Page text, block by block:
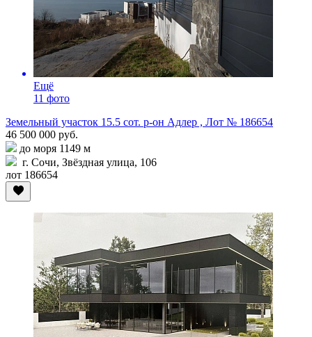
Ещё
11 фото
Земельный участок 15.5 сот. р-он Адлер , Лот № 186654
46 500 000 руб.
до моря 1149 м
г. Сочи, Звёздная улица, 106
лот 186654